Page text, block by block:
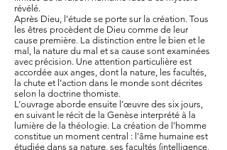
révélé.
Après Dieu, l’étude se porte sur la création. Tous
les êtres procèdent de Dieu comme de leur
cause première. La distinction entre le bien et le
mal, la nature du mal et sa cause sont examinées
avec précision. Une attention particulière est
accordée aux anges, dont la nature, les facultés,
la chute et l’action dans le monde sont décrites
selon la doctrine thomiste.
L’ouvrage aborde ensuite l’œuvre des six jours,
en suivant le récit de la Genèse interprété à la
lumière de la théologie. La création de l’homme
constitue un moment central : l’âme humaine est
étudiée dans sa nature, ses facultés (intelligence,